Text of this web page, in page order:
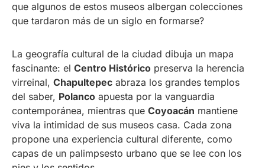
que algunos de estos museos albergan colecciones
que tardaron más de un siglo en formarse?
La geografía cultural de la ciudad dibuja un mapa
fascinante: el Centro Histórico preserva la herencia
virreinal, Chapultepec abraza los grandes templos
del saber, Polanco apuesta por la vanguardia
contemporánea, mientras que Coyoacán mantiene
viva la intimidad de sus museos casa. Cada zona
propone una experiencia cultural diferente, como
capas de un palimpsesto urbano que se lee con los